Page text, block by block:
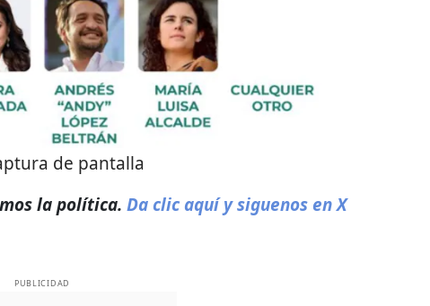
de pantalla
la política. Da clic aquí y siguenos en X
PUBLICIDAD